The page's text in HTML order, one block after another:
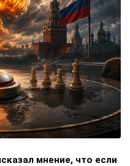
мнение, что если